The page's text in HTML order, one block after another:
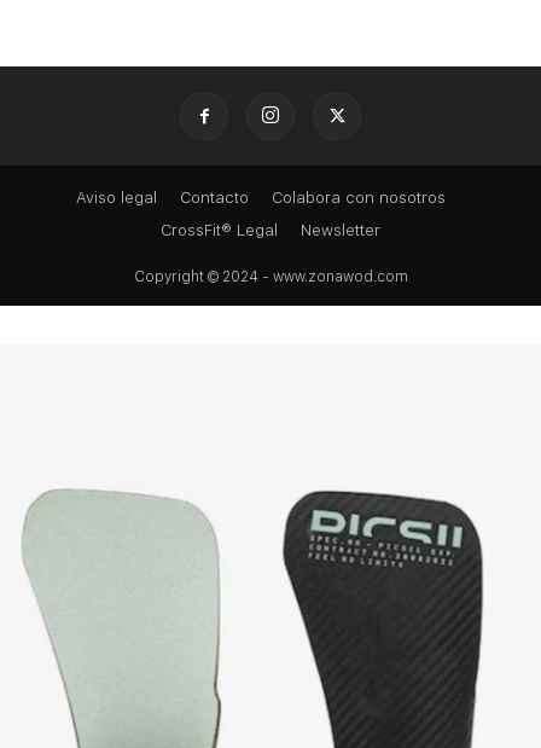
Aviso legal Contacto
Colabora con nosotros
CrossFit® Legal
Newsletter
Copyright © 2024 - www.zonawod.com